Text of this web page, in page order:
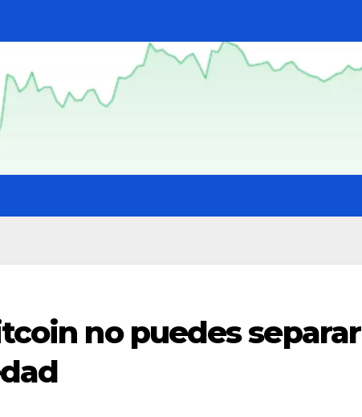
no puedes separar